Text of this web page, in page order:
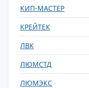
КИП-МАСТЕР
КРЕЙТЕК
ЛВК
ЛЮМСТД
ЛЮМЭКС